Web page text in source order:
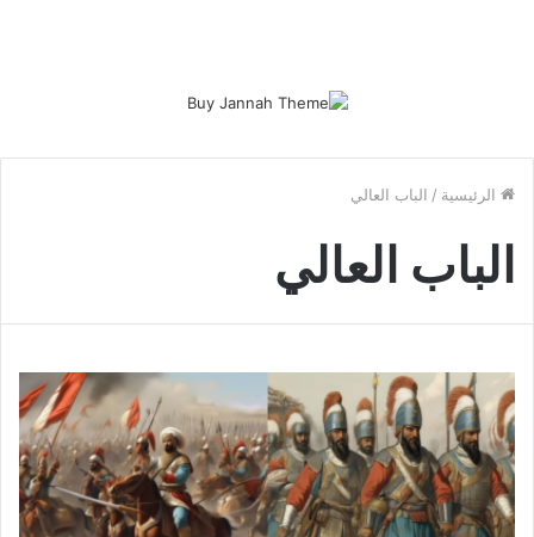
الرئيسية / الباب العالي
الباب العالي